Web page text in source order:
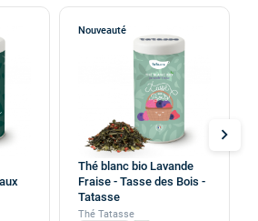
Nouveauté
Thé blanc bio Lavande
Fraise - Tasse des Bois -
Tatasse
Thé Tatasse
chevron_right